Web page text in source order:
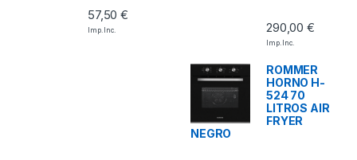
57,50€
Imp. Inc. 290,00€
Imp. Inc.
ROMMER
HORNO H-
524 70
LITROS AIR
FRYER
NEGRO